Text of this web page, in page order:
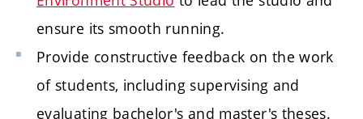
ensure its smooth running.
Provide constructive feedback on the work
of students, including supervising and
evaluating bachelor's and master's theses.